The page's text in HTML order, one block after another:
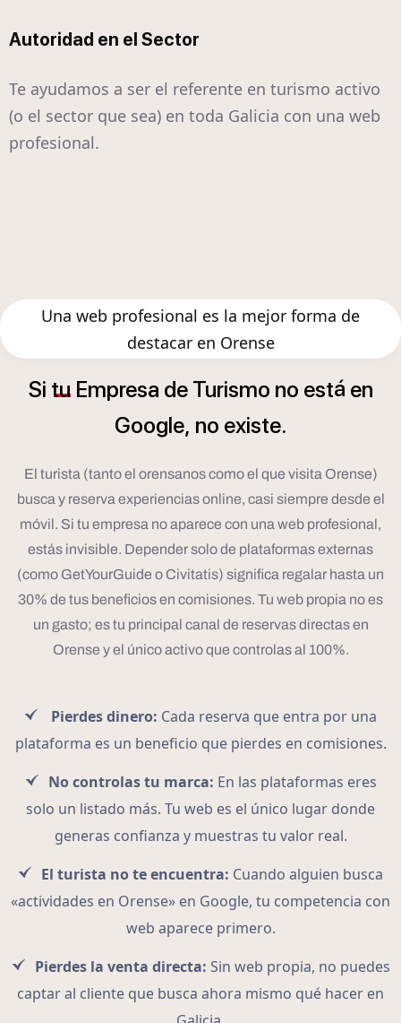
Autoridad en el Sector
Te ayudamos a ser el referente en turismo activo
(o el sector que sea) en toda Galicia con una web
profesional.
Una web profesional es la mejor forma de
destacar en Orense
Si tu Empresa de Turismo no está en
Google, no existe.
El turista (tanto el orensanos como el que visita Orense)
busca y reserva experiencias online, casi siempre desde el
móvil. Si tu empresa no aparece con una web profesional,
estás invisible. Depender solo de plataformas externas
(como GetYourGuide o Civitatis) significa regalar hasta un
30% de tus beneficios en comisiones. Tu web propia no es
un gasto; es tu principal canal de reservas directas en
Orense y el único activo que controlas al 100%.
Pierdes dinero: Cada reserva que entra por una
plataforma es un beneficio que pierdes en comisiones.
No controlas tu marca: En las plataformas eres
solo un listado más. Tu web es el único lugar donde
generas confianza y muestras tu valor real.
El turista no te encuentra: Cuando alguien busca
«actividades en Orense» en Google, tu competencia con
web aparece primero.
Pierdes la venta directa: Sin web propia, no puedes
captar al cliente que busca ahora mismo qué hacer en